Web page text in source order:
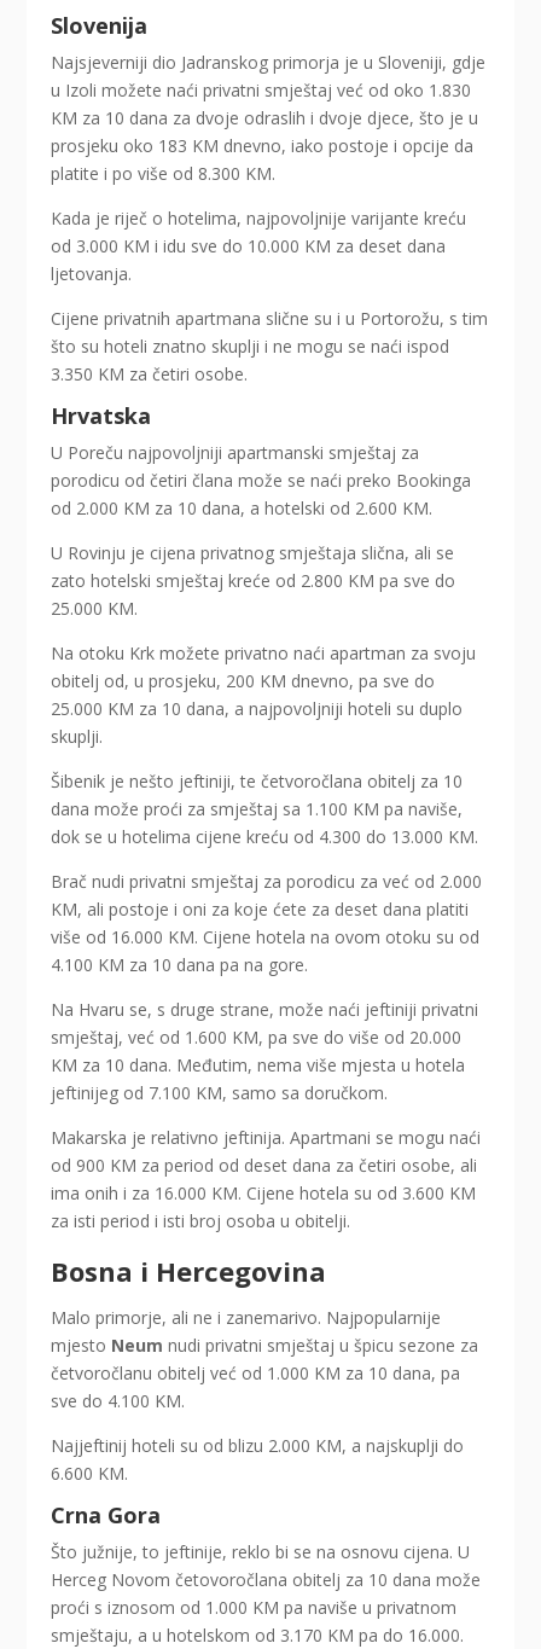
Slovenija
Najsjeverniji dio Jadranskog primorja je u Sloveniji, gdje
u Izoli možete naći privatni smještaj već od oko 1.830
KM za 10 dana za dvoje odraslih i dvoje djece, što je u
prosjeku oko 183 KM dnevno, iako postoje i opcije da
platite i po više od 8.300 KM.
Kada je riječ o hotelima, najpovoljnije varijante kreću
od 3.000 KM i idu sve do 10.000 KM za deset dana
ljetovanja.
Cijene privatnih apartmana slične su i u Portorožu, s tim
što su hoteli znatno skuplji i ne mogu se naći ispod
3.350 KM za četiri osobe.
Hrvatska
U Poreču najpovoljniji apartmanski smještaj za
porodicu od četiri člana može se naći preko Bookinga
od 2.000 KM za 10 dana, a hotelski od 2.600 KM.
U Rovinju je cijena privatnog smještaja slična, ali se
zato hotelski smještaj kreće od 2.800 KM pa sve do
25.000 KM.
Na otoku Krk možete privatno naći apartman za svoju
obitelj od, u prosjeku, 200 KM dnevno, pa sve do
25.000 KM za 10 dana, a najpovoljniji hoteli su duplo
skuplji.
Šibenik je nešto jeftiniji, te četvoročlana obitelj za 10
dana može proći za smještaj sa 1.100 KM pa naviše,
dok se u hotelima cijene kreću od 4.300 do 13.000 KM.
Brač nudi privatni smještaj za porodicu za već od 2.000
KM, ali postoje i oni za koje ćete za deset dana platiti
više od 16.000 KM. Cijene hotela na ovom otoku su od
4.100 KM za 10 dana pa na gore.
Na Hvaru se, s druge strane, može naći jeftiniji privatni
smještaj, već od 1.600 KM, pa sve do više od 20.000
KM za 10 dana. Međutim, nema više mjesta u hotela
jeftinijeg od 7.100 KM, samo sa doručkom.
Makarska je relativno jeftinija. Apartmani se mogu naći
od 900 KM za period od deset dana za četiri osobe, ali
ima onih i za 16.000 KM. Cijene hotela su od 3.600 KM
za isti period i isti broj osoba u obitelji.
Bosna i Hercegovina
Malo primorje, ali ne i zanemarivo. Najpopularnije
mjesto Neum nudi privatni smještaj u špicu sezone za
četvoročlanu obitelj već od 1.000 KM za 10 dana, pa
sve do 4.100 KM.
Najjeftinij hoteli su od blizu 2.000 KM, a najskuplji do
6.600 KM.
Crna Gora
Što južnije, to jeftinije, reklo bi se na osnovu cijena. U
Herceg Novom četovoročlana obitelj za 10 dana može
proći s iznosom od 1.000 KM pa naviše u privatnom
smještaju, a u hotelskom od 3.170 KM pa do 16.000.